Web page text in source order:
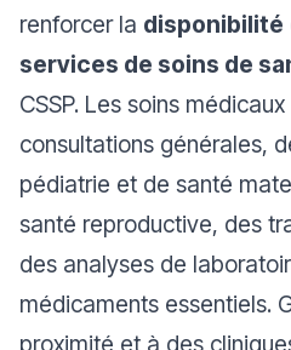
renforcer la disponibilité
services de soins de
CSSP. Les soins
consultations générales,
pédiatrie et de santé
santé reproductive, des
des analyses de
médicaments essentiels.
proximité et à des